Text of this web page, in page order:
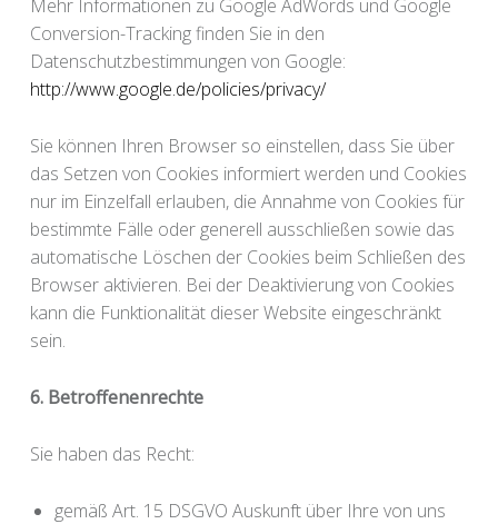
Mehr Informationen zu Google AdWords und Google
Conversion-Tracking finden Sie in den
Datenschutzbestimmungen von Google:
http://www.google.de/policies/privacy/
Sie können Ihren Browser so einstellen, dass Sie über
das Setzen von Cookies informiert werden und Cookies
nur im Einzelfall erlauben, die Annahme von Cookies für
bestimmte Fälle oder generell ausschließen sowie das
automatische Löschen der Cookies beim Schließen des
Browser aktivieren. Bei der Deaktivierung von Cookies
kann die Funktionalität dieser Website eingeschränkt
sein.
6. Betroffenenrechte
Sie haben das Recht:
gemäß Art. 15 DSGVO Auskunft über Ihre von uns